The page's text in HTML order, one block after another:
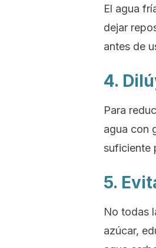
El agua
dejar
antes de
4.
Para
agua con
suficiente
5.
No todas
azúcar,